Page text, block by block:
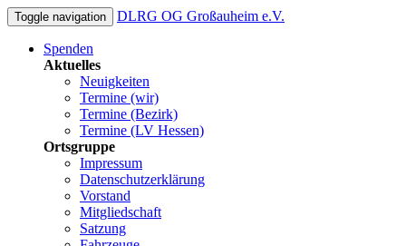
Toggle navigation DLRG OG Großauheim e.V.
Spenden
Aktuelles
Neuigkeiten
Termine (wir)
Termine (Bezirk)
Termine (LV Hessen)
Ortsgruppe
Impressum
Datenschutzerklärung
Vorstand
Mitgliedschaft
Satzung